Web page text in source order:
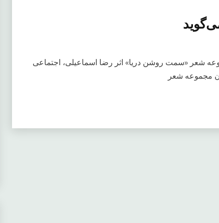
شعر «سمت روشن دریا» اثر رضا اسماعیلی، اجتماعی
مجموعه شعر